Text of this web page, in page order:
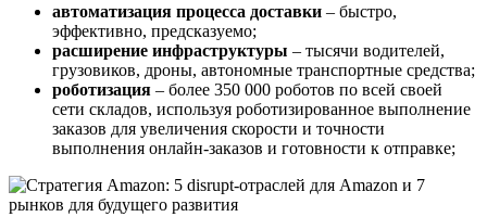
автоматизация процесса доставки – быстро,
эффективно, предсказуемо;
расширение инфраструктуры – тысячи водителей,
грузовиков, дроны, автономные транспортные средства;
роботизация – более 350 000 роботов по всей своей
сети складов, используя роботизированное выполнение
заказов для увеличения скорости и точности
выполнения онлайн-заказов и готовности к отправке;